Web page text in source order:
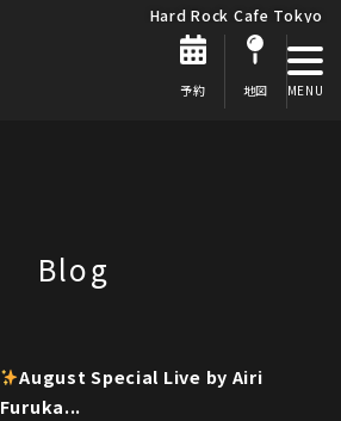
Hard Rock Cafe Tokyo
予約 地図
Blog
August Special Live by Airi
Furuka...